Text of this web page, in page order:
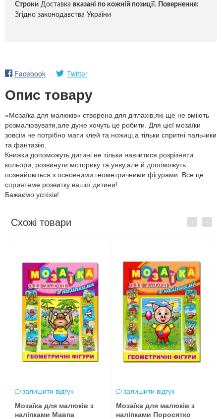
Строки Доставка вказані по кожній позиції.
Повернення:
Згідно законодавства України
Facebook Twitter
Опис товару
«Мозаїка для малюків» створена для дітлахів,які ще не вміють
розмалювувати,але дуже хочуть це робити. Для цієї мозаїки
зовсім не потрібно мати клей та ножиці,а тільки спритні пальчики
та фантазію.
Книжки допоможуть дитині не тільки навчитися розрізняти
кольори, розвинути моторику та уяву,але й допоможуть
познайомться з основними геометричними фігурами. Все це
сприятеме розвитку вашої дитини!
Бажаємо успіхів!
Схожі товари Previous
залишити відгук
Мозаїка для малюків з
наліпками Мавпа
залишити відгук
Мозаїка для малюків з
наліпками Поросятко
Next